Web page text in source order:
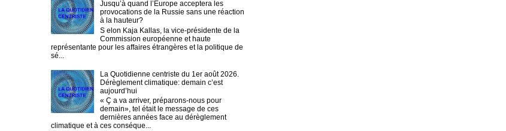
Jusqu’à quand l’Europe acceptera les
provocations de la Russie sans une réaction
à la hauteur?
S elon Kaja Kallas, la vice-présidente de la
Commission européenne et haute
représentante pour les affaires étrangères et la politique de
sé...
La Quotidienne centriste du 1er août 2026.
Dérèglement climatique: demain c’est
aujourd’hui
« Ç a va arriver, préparons-nous pour
demain», tel était le message de ces
dernières années face au dérèglement
climatique et à ces conséque...